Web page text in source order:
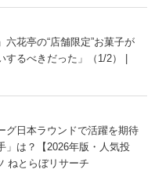
六花亭の“店舗限定”お菓子が
るべきだった」（1/2） |
グ日本ラウンドで活躍を期待
」は？【2026年版・人気投
ねとらぼリサーチ